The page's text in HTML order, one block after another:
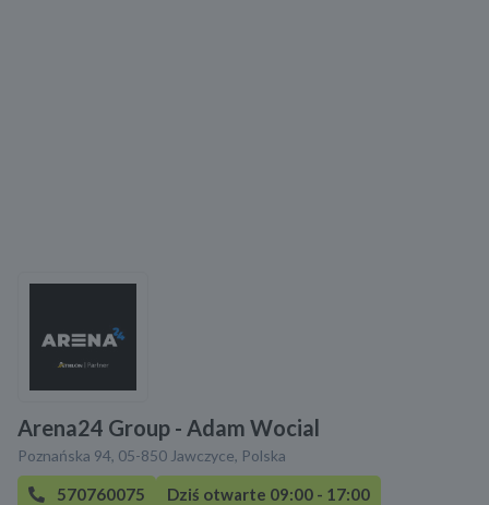
Arena24 Group - Adam Wocial
Poznańska 94, 05-850 Jawczyce, Polska
570760075 Dziś otwarte 09:00 - 17:00